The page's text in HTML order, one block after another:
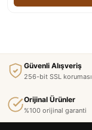
Güvenli Alışveriş
256-bit SSL koruması
Orijinal Ürünler
%100 orijinal garanti